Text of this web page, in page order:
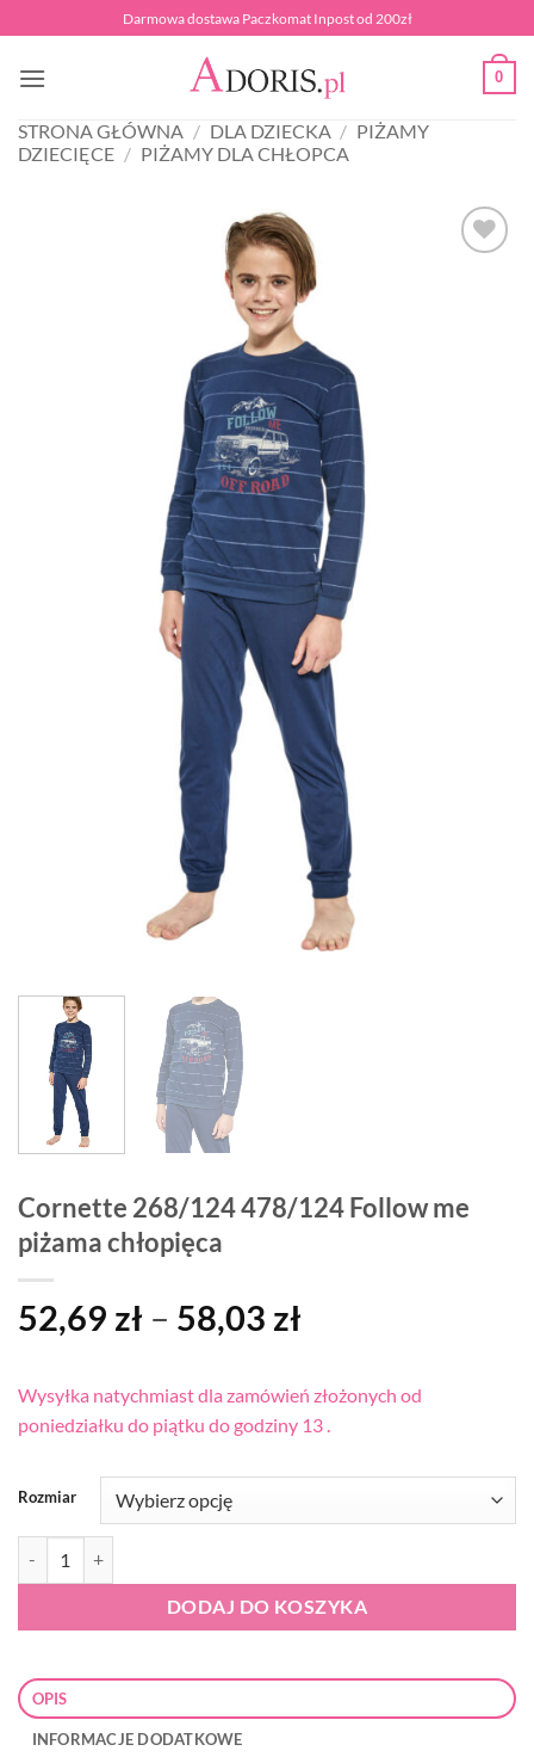
do
zawartości
Darmowa dostawa Paczkomat Inpost od 200zł
0
STRONA GŁÓWNA / DLA DZIECKA / PIŻAMY
DZIECIĘCE / PIŻAMY DLA CHŁOPCA
Cornette 268/124 478/124 Follow me
piżama chłopięca
52,69 zł – 58,03 zł
od
52,69 zł
58,03 zł
Wysyłka natychmiast dla zamówień złożonych od
poniedziałku do piątku do godziny 13 .
Rozmiar
DODAJ DO KOSZYKA
OPIS
INFORMACJE DODATKOWE